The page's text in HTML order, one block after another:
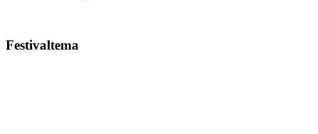
Festivaltema